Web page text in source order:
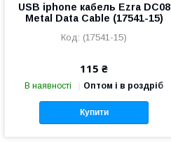
USB iphone кабель Ezra DC08
Metal Data Cable (17541-15)
(17541-15)
115 ₴
В наявності Оптом і в роздріб
Купити